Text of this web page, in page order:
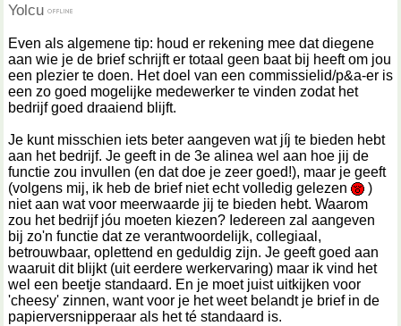
Yolcu
Even als algemene tip: houd er rekening mee dat diegene
aan wie je de brief schrijft er totaal geen baat bij heeft om jou
een plezier te doen. Het doel van een commissielid/p&a-er is
een zo goed mogelijke medewerker te vinden zodat het
bedrijf goed draaiend blijft.
Je kunt misschien iets beter aangeven wat jíj te bieden hebt
aan het bedrijf. Je geeft in de 3e alinea wel aan hoe jij de
functie zou invullen (en dat doe je zeer goed!), maar je geeft
(volgens mij, ik heb de brief niet echt volledig gelezen
)
niet aan wat voor meerwaarde jij te bieden hebt. Waarom
zou het bedrijf jóu moeten kiezen? Iedereen zal aangeven
bij zo'n functie dat ze verantwoordelijk, collegiaal,
betrouwbaar, oplettend en geduldig zijn. Je geeft goed aan
waaruit dit blijkt (uit eerdere werkervaring) maar ik vind het
wel een beetje standaard. En je moet juist uitkijken voor
'cheesy' zinnen, want voor je het weet belandt je brief in de
papierversnipperaar als het té standaard is.